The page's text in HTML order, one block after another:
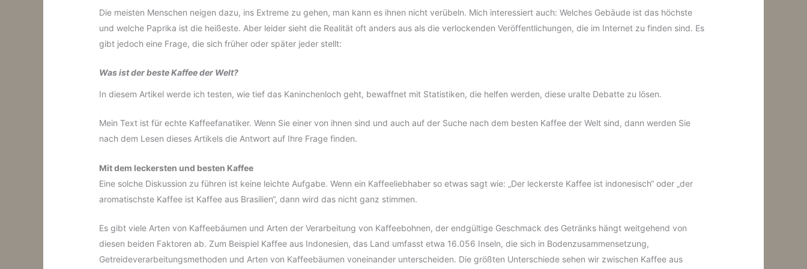
Die meisten Menschen neigen dazu, ins Extreme zu gehen, man kann es ihnen nicht verübeln. Mich interessiert auch: Welches Gebäude ist das höchste
und welche Paprika ist die heißeste. Aber leider sieht die Realität oft anders aus als die verlockenden Veröffentlichungen, die im Internet zu finden sind. Es
gibt jedoch eine Frage, die sich früher oder später jeder stellt:
Was ist der beste Kaffee der Welt?
In diesem Artikel werde ich testen, wie tief das Kaninchenloch geht, bewaffnet mit Statistiken, die helfen werden, diese uralte Debatte zu lösen.
Mein Text ist für echte Kaffeefanatiker. Wenn Sie einer von ihnen sind und auch auf der Suche nach dem besten Kaffee der Welt sind, dann werden Sie
nach dem Lesen dieses Artikels die Antwort auf Ihre Frage finden.
Mitdem leckersten und besten Kaffee
Eine solche Diskussion zu führen ist keine leichte Aufgabe. Wenn ein Kaffeeliebhaber so etwas sagt wie: „Der leckerste Kaffee ist indonesisch“ oder „der
aromatischste Kaffee ist Kaffee aus Brasilien“, dann wird das nicht ganz stimmen.
Es gibt viele Arten von Kaffeebäumen und Arten der Verarbeitung von Kaffeebohnen, der endgültige Geschmack des Getränks hängt weitgehend von
diesen beiden Faktoren ab. Zum Beispiel Kaffee aus Indonesien, das Land umfasst etwa 16.056 Inseln, die sich in Bodenzusammensetzung,
Getreideverarbeitungsmethoden und Arten von Kaffeebäumen voneinander unterscheiden. Die größten Unterschiede sehen wir zwischen Kaffee aus